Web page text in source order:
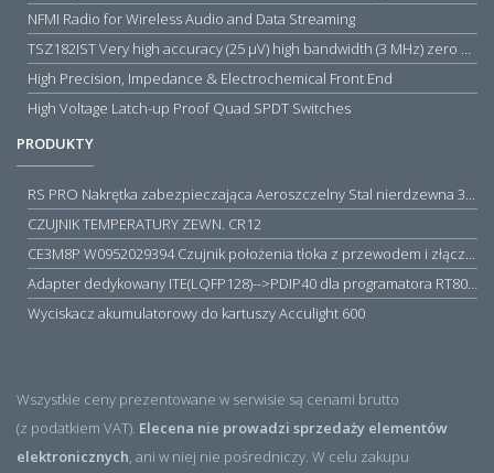
NFMI Radio for Wireless Audio and Data Streaming
TSZ182IST Very high accuracy (25 µV) high bandwidth (3 MHz) zero drift 5 V operational amplifiers
High Precision, Impedance & Electrochemical Front End
High Voltage Latch-up Proof Quad SPDT Switches
PRODUKTY
RS PRO Nakrętka zabezpieczająca Aeroszczelny Stal nierdzewna 316 Zwykłe
CZUJNIK TEMPERATURY ZEWN. CR12
CE3M8P W0952029394 Czujnik położenia tłoka z przewodem i złączem M8, PNP NO, 10...30VDC, 100mA, METALWORK, METAL WORK jak MZT1-0
Adapter dedykowany ITE(LQFP128)-->PDIP40 dla programatora RT809H/RT809F (simple)
Wyciskacz akumulatorowy do kartuszy Acculight 600
Wszystkie ceny prezentowane w serwisie są cenami brutto
(z podatkiem VAT). Elecena nie prowadzi sprzedaży elementów
elektronicznych, ani w niej nie pośredniczy. W celu zakupu